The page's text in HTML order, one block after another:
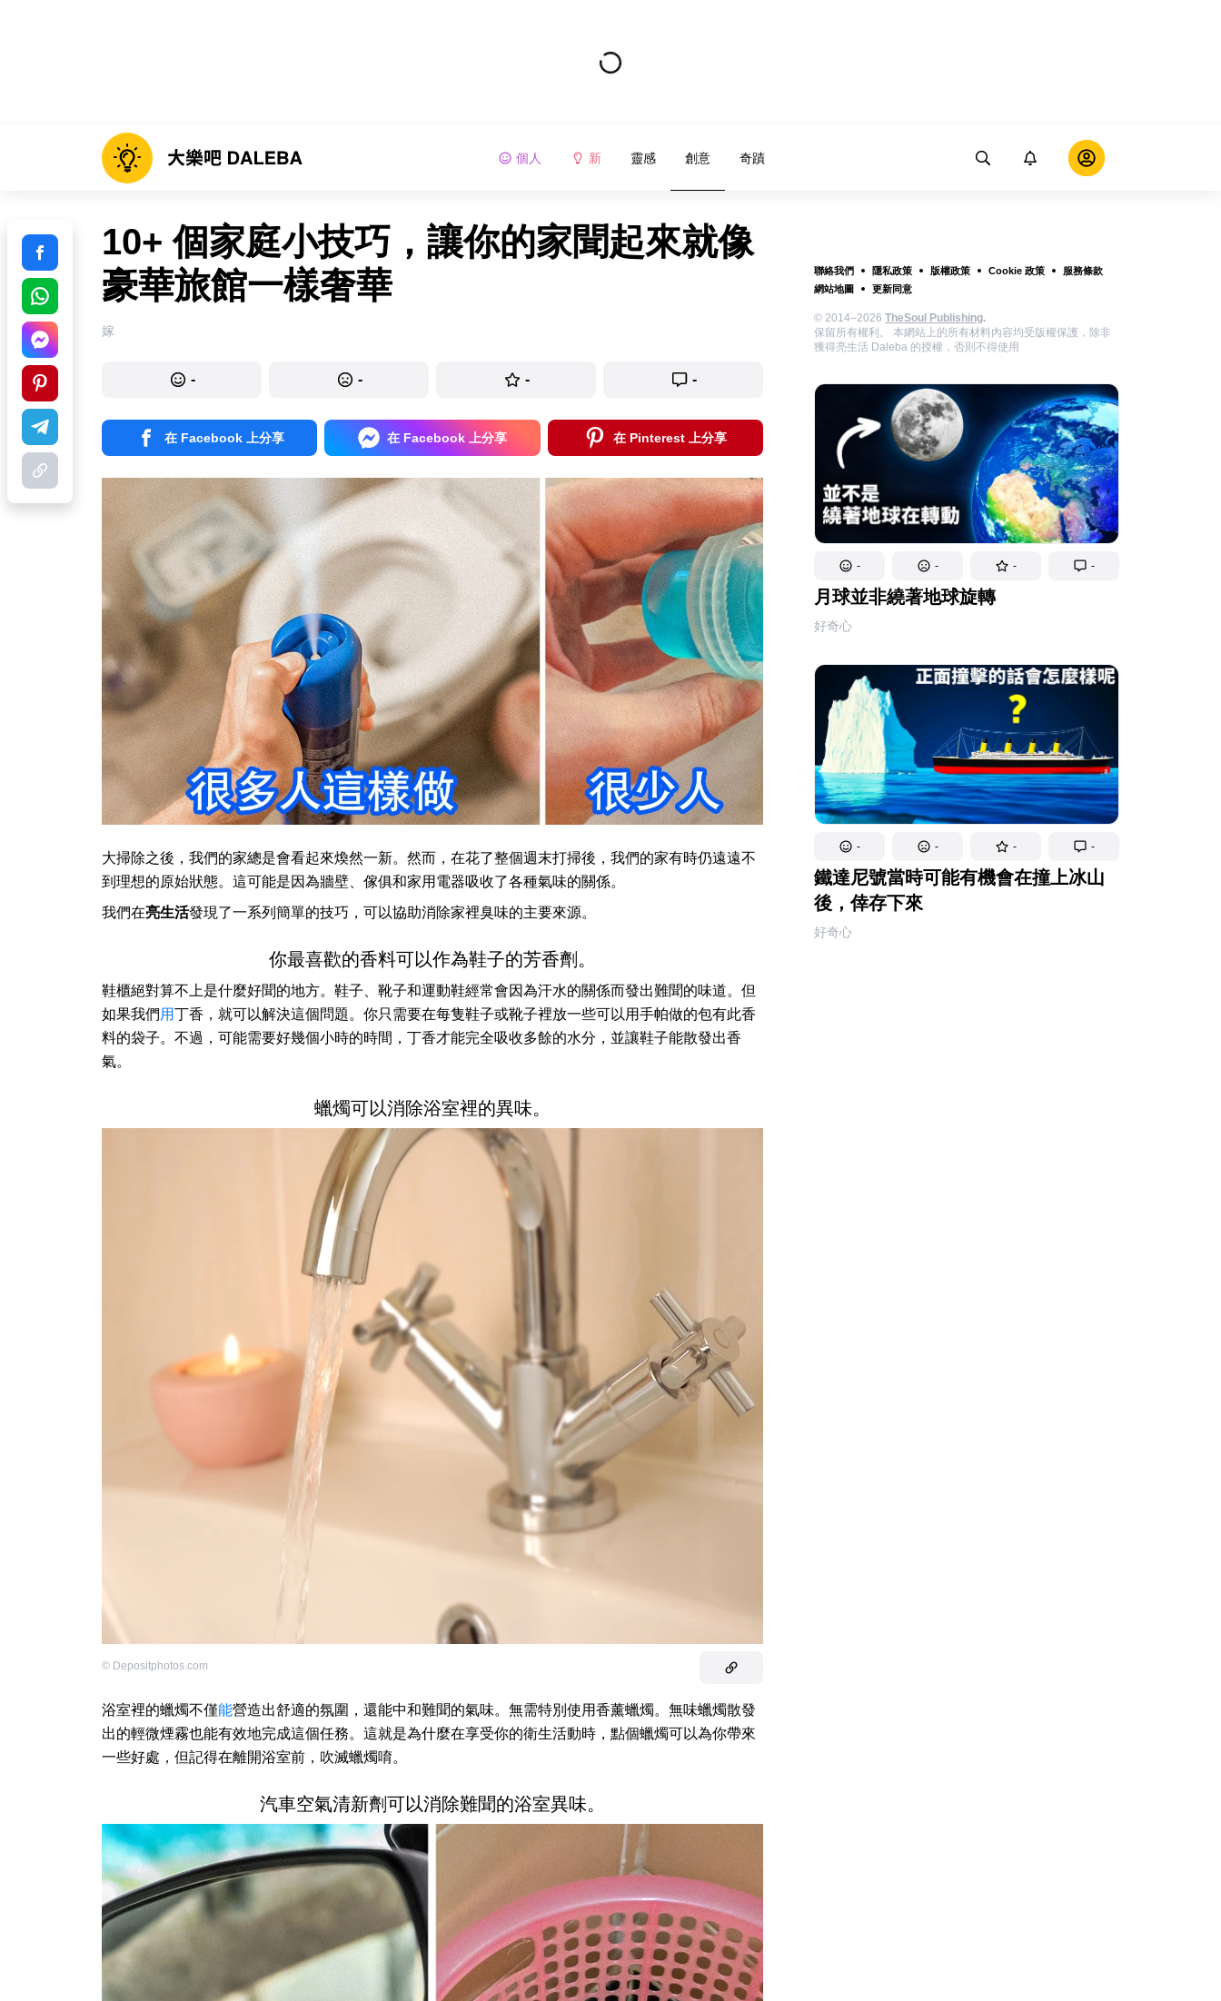
個人 新 靈感 創意 奇蹟
聯絡我們 隱私政策 版權政策 Cookie 政策
服務條款
網站地圖
更新同意
© 2014–2026 TheSoul Publishing.
保留所有權利。 本網站上的所有材料內容均受版權保護，除非
獲得亮生活 Daleba 的授權，否則不得使用
- - - -
月球並非繞著地球旋轉
好奇心
- - - -
鐵達尼號當時可能有機會在撞上冰山
後，倖存下來
好奇心
10+ 個家庭小技巧，讓你的家聞起來就像
豪華旅館一樣奢華
嫁
- - - -
在 Facebook 上分享 在 Facebook 上分享 在 Pinterest 上分享
大掃除之後，我們的家總是會看起來煥然一新。然而，在花了整個週末打掃後，我們的家有時仍遠遠不
到理想的原始狀態。這可能是因為牆壁、傢俱和家用電器吸收了各種氣味的關係。
我們在亮生活發現了一系列簡單的技巧，可以協助消除家裡臭味的主要來源。
你最喜歡的香料可以作為鞋子的芳香劑。
鞋櫃絕對算不上是什麼好聞的地方。鞋子、靴子和運動鞋經常會因為汗水的關係而發出難聞的味道。但
如果我們 用丁香，就可以解決這個問題。你只需要在每隻鞋子或靴子裡放一些可以用手帕做的包有此香
料的袋子。不過，可能需要好幾個小時的時間，丁香才能完全吸收多餘的水分，並讓鞋子能散發出香
氣。
蠟燭可以消除浴室裡的異味。
© Depositphotos.com
浴室裡的蠟燭不僅能營造出舒適的氛圍，還能中和難聞的氣味。無需特別使用香薰蠟燭。無味蠟燭散發
出的輕微煙霧也能有效地完成這個任務。這就是為什麼在享受你的衛生活動時，點個蠟燭可以為你帶來
一些好處，但記得在離開浴室前，吹滅蠟燭唷。
汽車空氣清新劑可以消除難聞的浴室異味。